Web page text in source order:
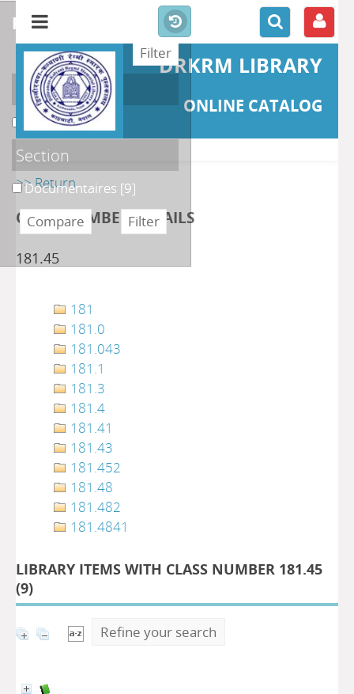
DRKRM LIBRARY
ONLINE CATALOG
>> Return
CLASS NUMBER DETAILS
181.45
181
181.0
181.043
181.1
181.3
181.4
181.41
181.43
181.452
181.48
181.482
181.4841
LIBRARY ITEMS WITH CLASS NUMBER 181.45
(9)
Refine your search
refine or compare
Localisation
DKRML[9]
Section
Documentaires [9]